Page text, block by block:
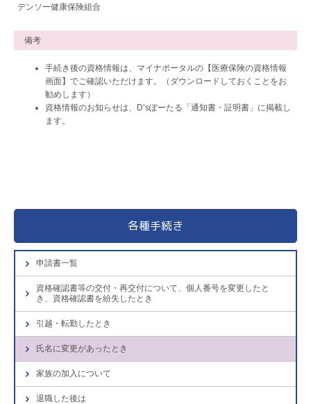
デンソー健康保険組合
備考
手続き後の資格情報は、マイナポータルの【医療保険の資格情報
画面】でご確認いただけます。（ダウンロードしておくことをお
勧めします）
資格情報のお知らせは、D’sぽーたる「通知書・証明書」に掲載し
ます。
各種手続き
申請書一覧
資格確認書等の交付・再交付について、個人番号を変更したと
き、資格確認書を紛失したとき
引越・転勤したとき
氏名に変更があったとき
家族の加入について
退職した後は